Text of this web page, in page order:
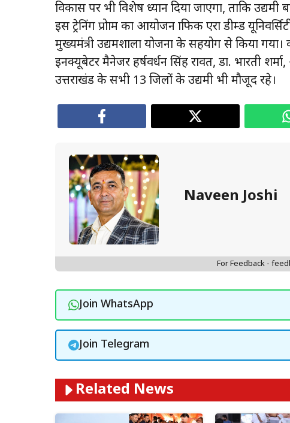
विकास पर भी विशेष ध्यान दिया जाएगा, ताकि
इस ट्रेनिंग प्रोग्राम का आयोजन ग्राफिक एरा डीम्ड
मुख्यमंत्री उद्यमशाला योजना के सहयोग से किया
इनक्यूबेटर मैनेजर हर्षवर्धन सिंह रावत, डा. भारती
उत्तराखंड के सभी 13 जिलों के उद्यमी भी मौजूद रहे।
Naveen Joshi
For Feedback -
Join WhatsApp
Join Telegram
Related News